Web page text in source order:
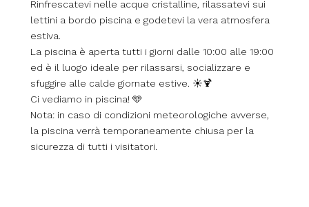
Rinfrescatevi nelle acque cristalline, rilassatevi sui
lettini a bordo piscina e godetevi la vera atmosfera
estiva.
La piscina è aperta tutti i giorni dalle 10:00 alle 19:00
ed è il luogo ideale per rilassarsi, socializzare e
sfuggire alle calde giornate estive. ☀️🍹
Ci vediamo in piscina! 🩵
Nota: in caso di condizioni meteorologiche avverse,
la piscina verrà temporaneamente chiusa per la
sicurezza di tutti i visitatori.